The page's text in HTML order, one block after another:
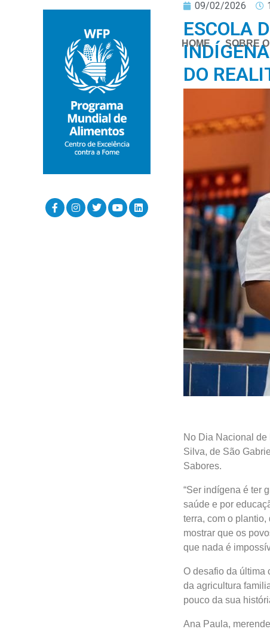
HOME SOBRE
09/02/2026
ESCOLA
DO
No Dia Nacional de
Silva, de São
Sabores.
“Ser indígena é ter
saúde e por
terra, com o
mostrar que os
que nada é
O desafio da última
da agricultura
pouco da sua
Ana Paula,